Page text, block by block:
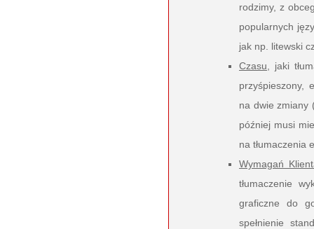
rodzimy, z
popularnych
jak np. litewski
Czasu,
jaki
przyśpieszony,
na dwie zmiany
później musi
na tłumaczenia
Wymagań
tłumaczenie
graficzne do
spełnienie